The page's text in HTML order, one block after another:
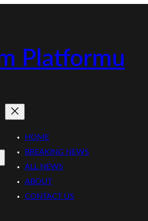
Platformu
HOME
BREAKING NEWS
ALL NEWS
ABOUT
CONTACT US